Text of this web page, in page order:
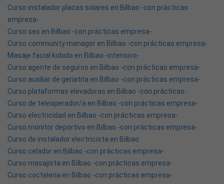
Curso instalador placas solares en Bilbao -con prácticas
empresa-
Curso seo en Bilbao -con prácticas empresa-
Curso community manager en Bilbao -con prácticas empresa-
Masaje facial kobido en Bilbao -intensivo-
Curso agente de seguros en Bilbao -con prácticas empresa-
Curso auxiliar de geriatría en Bilbao -con prácticas empresa-
Curso plataformas elevadoras en Bilbao -con prácticas-
Curso de teleoperador/a en Bilbao -con prácticas empresa-
Curso electricidad en Bilbao -con prácticas empresa-
Curso monitor deportivo en Bilbao -con prácticas empresa-
Curso de instalador electricista en Bilbao
Curso celador en Bilbao -con prácticas empresa-
Curso masajista en Bilbao -con prácticas empresa-
Curso cocteleria en Bilbao -con prácticas empresa-